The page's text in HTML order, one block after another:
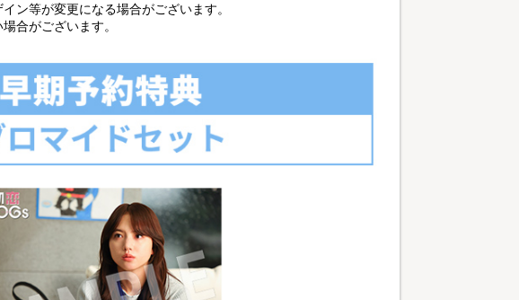
ン等が変更になる場合がございます。
合がございます。